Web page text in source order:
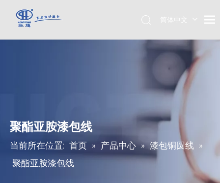
简体中文
聚酯亚胺漆包线
当前所在位置: 首页 » 产品中心 » 漆包铜圆线 »
聚酯亚胺漆包线